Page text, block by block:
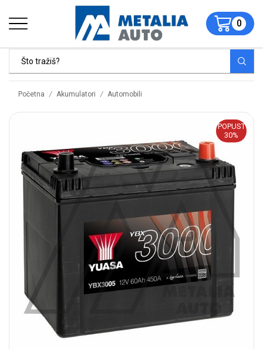
0
Početna / Akumulatori / Automobili
POPUST
30%